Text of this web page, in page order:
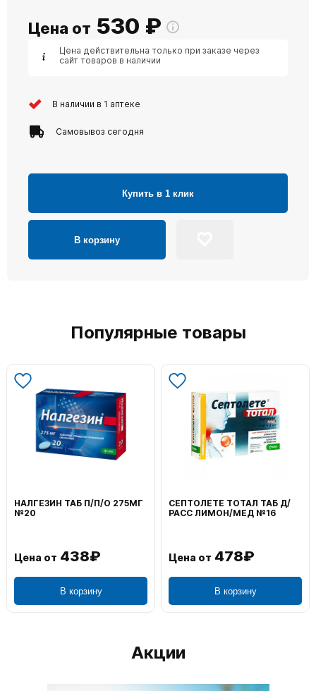
Цена от 530 ₽
Цена действительна только при заказе через
сайт товаров в наличии
В наличии в 1 аптеке
Самовывоз сегодня
Купить в 1 клик
В корзину
Популярные товары
НАЛГЕЗИН ТАБ П/П/О 275МГ
№20
Цена от 438₽
В корзину
СЕПТОЛЕТЕ ТОТАЛ ТАБ Д/
РАСС ЛИМОН/МЕД №16
Цена от 478₽
В корзину
Акции